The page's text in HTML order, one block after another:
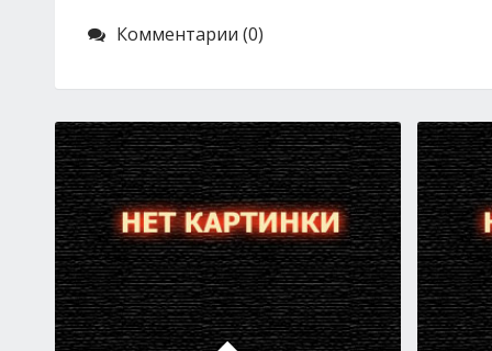
Комментарии (0)